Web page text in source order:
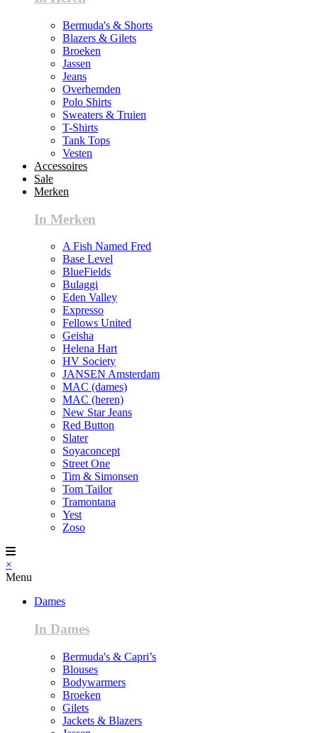
Bermuda's & Shorts
Blazers & Gilets
Broeken
Jassen
Jeans
Overhemden
Polo Shirts
Sweaters & Truien
T-Shirts
Tank Tops
Vesten
Accessoires
Sale
Merken
In Merken
A Fish Named Fred
Base Level
BlueFields
Bulaggi
Eden Valley
Expresso
Fellows United
Geisha
Helena Hart
HV Society
JANSEN Amsterdam
MAC (dames)
MAC (heren)
New Star Jeans
Red Button
Slater
Soyaconcept
Street One
Tim & Simonsen
Tom Tailor
Tramontana
Yest
Zoso
×
Menu
Dames
In Dames
Bermuda's & Capri’s
Blouses
Bodywarmers
Broeken
Gilets
Jackets & Blazers